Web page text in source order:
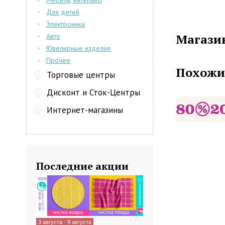
Для детей
Электроника
Авто
Ювелирные изделия
Прочее
Торговые центры
Дисконт и Сток-Центры
Интернет-магазины
Последние акции
3 августа - 9 августа